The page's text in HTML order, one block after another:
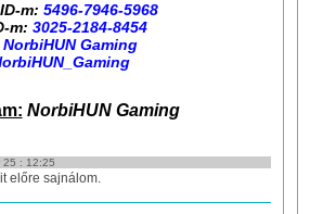
m: 5496-7946-5968
m: 3025-2184-8454
NorbiHUN Gaming
NorbiHUN Gaming
25 : 12:25
előre sajnálom.